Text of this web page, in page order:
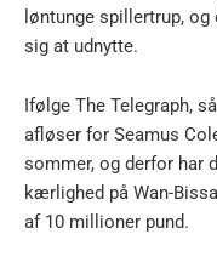
løntunge spillertrup,
sig at udnytte.
Ifølge The Telegraph,
afløser for Seamus
sommer, og derfor har
kærlighed på Wan-
af 10 millioner pund.